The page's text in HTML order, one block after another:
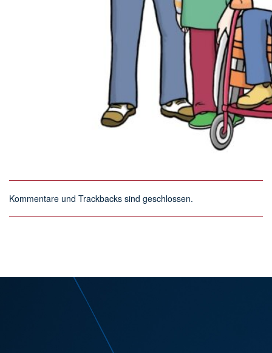
Kommentare und Trackbacks sind geschlossen.